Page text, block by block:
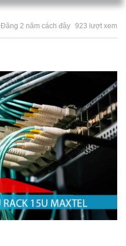
Đăng 2 năm cách đây 923 lượt xem